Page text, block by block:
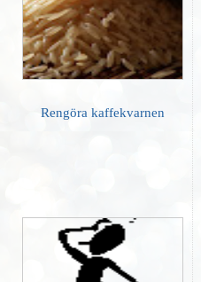
Rengöra kaffekvarnen